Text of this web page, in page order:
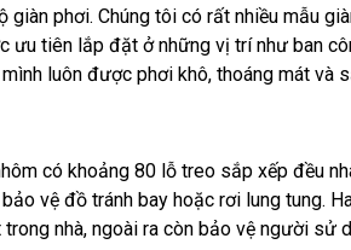
phơi. Chúng tôi có rất nhiều mẫu
ưu tiên lắp đặt ở những vị trí như ban
luôn được phơi khô, thoáng mát và
có khoảng 80 lỗ treo sắp xếp đều
vệ đồ tránh bay hoặc rơi lung tung.
nhà, ngoài ra còn bảo vệ người sử